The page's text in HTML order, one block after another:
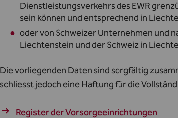
Dienstleistungsverkehrs des EWR
sein können und entsprechend in
oder von Schweizer Unternehmen und
Liechtenstein und der Schweiz in
Die vorliegenden Daten sind sorgfältig
schliesst jedoch eine Haftung für die
Register der Vorsorgeeinrichtungen